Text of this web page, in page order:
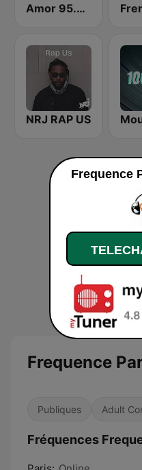
Amor 95.3 FM
NRJ RAP US
Frequence
Publiques Adult
Fréquences